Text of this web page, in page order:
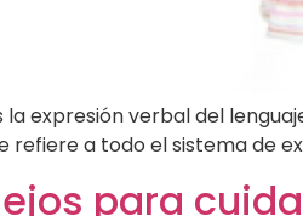
la expresión verbal del
refiere a todo el sistema de
para